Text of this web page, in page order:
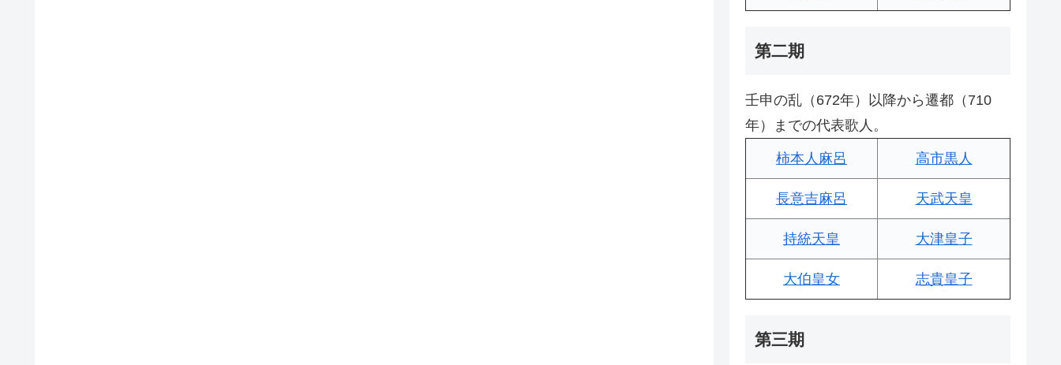
第二期
壬申の乱（672年）以降から遷都（710
年）までの代表歌人。
柿本人麻呂 高市黒人
長意吉麻呂 天武天皇
持統天皇 大津皇子
大伯皇女 志貴皇子
第三期